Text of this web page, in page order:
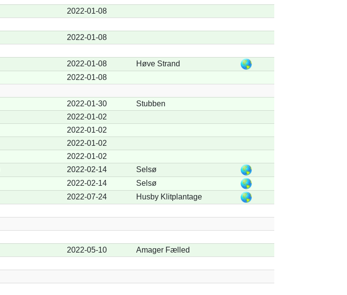
2022-01-08
2022-01-08
2022-01-08
Høve Strand
2022-01-08
2022-01-30
Stubben
2022-01-02
2022-01-02
2022-01-02
2022-01-02
2022-02-14
Selsø
2022-02-14
Selsø
2022-07-24
Husby Klitplantage
2022-05-10
Amager Fælled